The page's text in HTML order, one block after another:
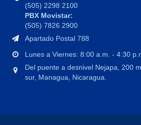
(505) 2298 2100
PBX Movistar:
(505) 7826 2900
Apartado Postal 788
Lunes a Viernes: 8:00 a.m. - 4:30
Del puente a desnivel Nejapa, 200
sur, Managua, Nicaragua.